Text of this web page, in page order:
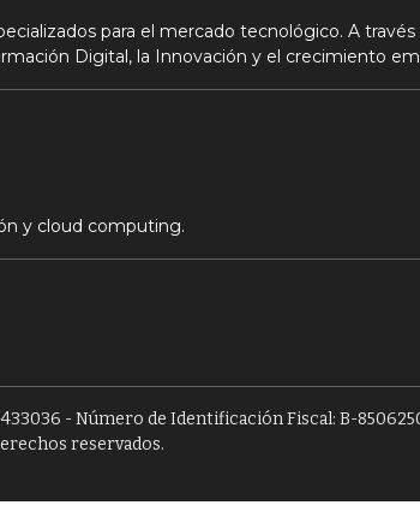
para el mercado tecnológico. A
Digital, la Innovación y el crecimiento
y cloud computing.
- Número de Identificación Fiscal: B-
reservados.